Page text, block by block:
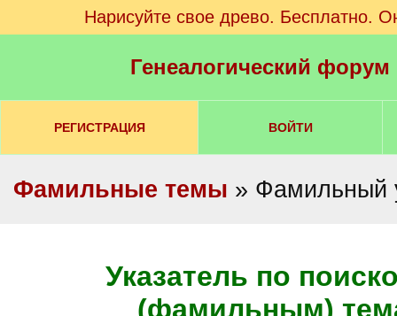
Нарисуйте свое древо. Бесплатно.
Генеалогический
РЕГИСТРАЦИЯ ВОЙТИ
Фамильные темы » Фамильный
Указатель по
(фамильным)